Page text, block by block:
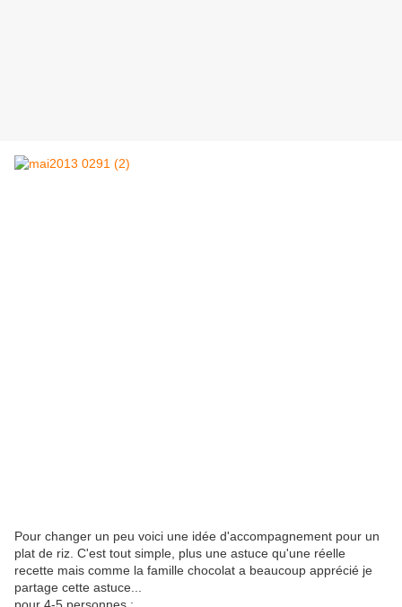
Pour changer un peu voici une idée d'accompagnement pour un
plat de riz. C'est tout simple, plus une astuce qu'une réelle
recette mais comme la famille chocolat a beaucoup apprécié je
partage cette astuce...